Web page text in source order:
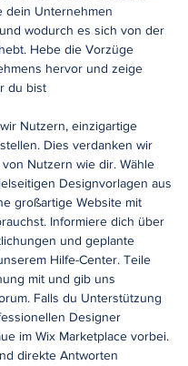
dein Unternehmen
wodurch es sich von der
Hebe die Vorzüge
hervor und zeige
du bist
Nutzern, einzigartige
Dies verdanken wir
Nutzern wie dir. Wähle
Designvorlagen aus
großartige Website mit
Informiere dich über
und geplante
Hilfe-Center. Teile
mit und gib uns
Falls du Unterstützung
Designer
im Wix Marketplace vorbei.
direkte Antworten